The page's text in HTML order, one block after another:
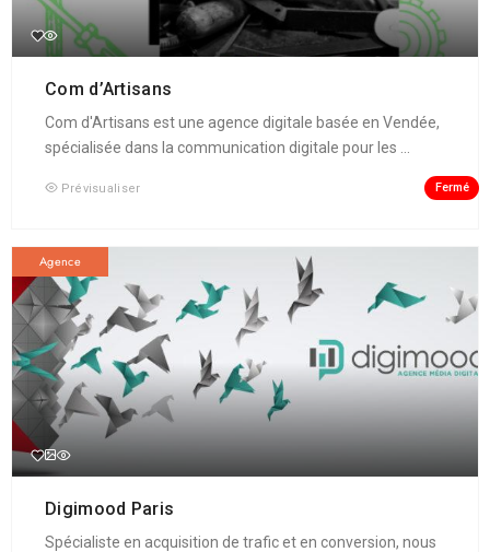
Com d’Artisans
Com d'Artisans est une agence digitale basée en Vendée,
spécialisée dans la communication digitale pour les ...
Prévisualiser Fermé
Agence
Digimood Paris
Spécialiste en acquisition de trafic et en conversion, nous